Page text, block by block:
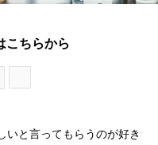
こちらから
いと言ってもらうのが好き